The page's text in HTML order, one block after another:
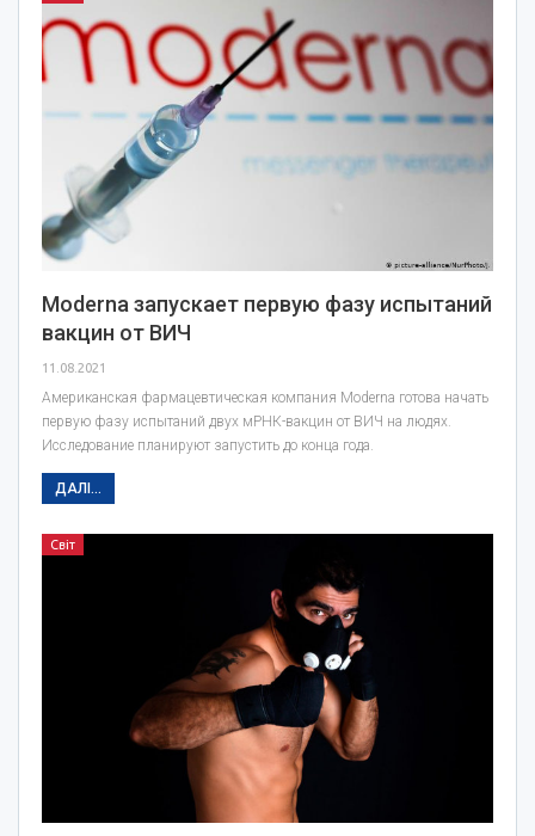
Moderna запускает первую фазу испытаний
вакцин от ВИЧ
11.08.2021
Американская фармацевтическая компания Moderna готова начать
первую фазу испытаний двух мРНК-вакцин от ВИЧ на людях.
Исследование планируют запустить до конца года.
ДАЛІ...
Світ